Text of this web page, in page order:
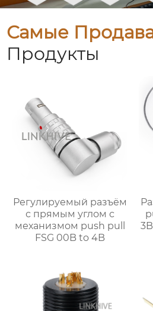
Самые
Продукты
Регулируемый разъём
с прямым углом с
механизмом push pull
FSG 00B to 4B